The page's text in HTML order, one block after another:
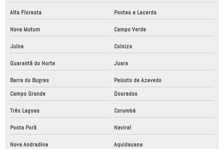
Alta Floresta Pontes e Lacerda
Nova Mutum Campo Verde
Juína Colniza
Guarantã do Norte Juara
Barra do Bugres
Peixoto de Azevedo
Campo Grande
Dourados
Três Lagoas Corumbá
Ponta Porã Naviraí
Nova Andradina Aquidauana